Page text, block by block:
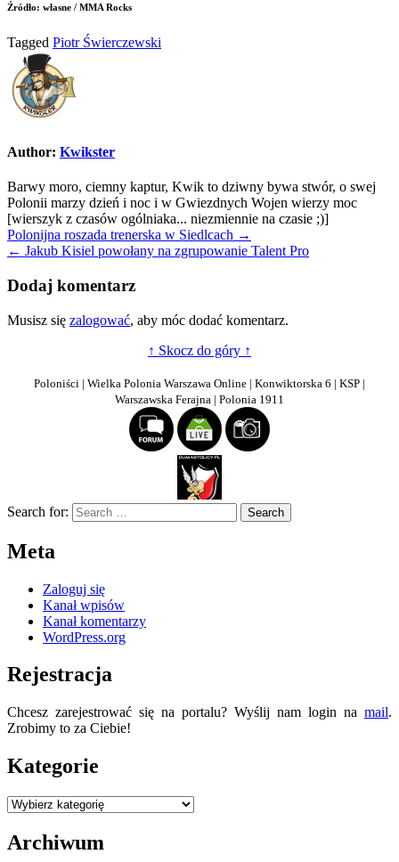
Źródło: własne / MMA Rocks
Tagged Piotr Świerczewski
Author: Kwikster
Barwy moro, ciemny kaptur, Kwik to dziwny bywa stwór, o swej
Polonii marzy dzień i noc i w Gwiezdnych Wojen wierzy moc
[wierszyk z czasów ogólniaka... niezmiennie na czasie ;)]
Nawigacja
wpisu
Polonijna roszada trenerska w Siedlcach →
← Jakub Kisiel powołany na zgrupowanie Talent Pro
Dodaj komentarz
Musisz się zalogować, aby móc dodać komentarz.
↑ Skocz do góry ↑
Poloniści | Wielka Polonia Warszawa Online | Konwiktorska 6 | KSP |
Warszawska Ferajna | Polonia 1911
Search for:
Meta
Zaloguj się
Kanał wpisów
Kanał komentarzy
WordPress.org
Rejestracja
Chcesz zarejestrować się na portalu? Wyślij nam login na mail.
Zrobimy to za Ciebie!
Kategorie
Kategorie
Archiwum